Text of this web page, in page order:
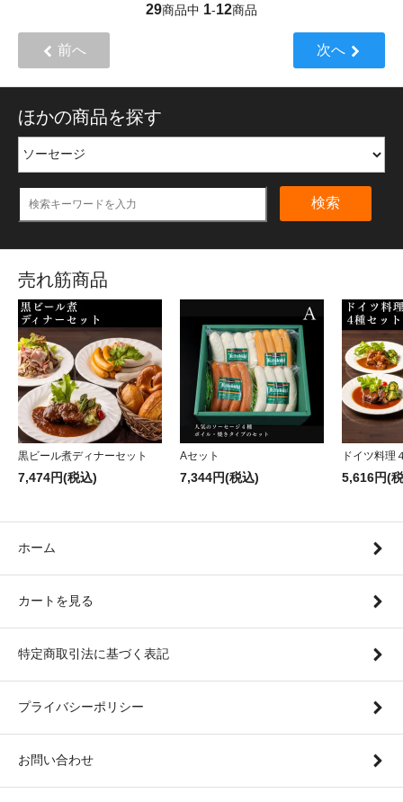
29商品中 1-12商品
前へ 次へ
ほかの商品を探す
検索
売れ筋商品
黒ビール煮ディナーセット
7,474円(税込)
Aセット
7,344円(税込)
ドイツ料理
5,616円(
ホーム
カートを見る
特定商取引法に基づく表記
プライバシーポリシー
お問い合わせ